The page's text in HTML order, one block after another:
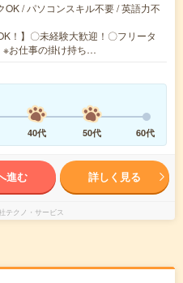
OK / パソコンスキル不要 / 英語力不
！】〇未経験大歓迎！〇フリータ
お仕事の掛け持ち…
40代 50代 60代
進む 詳しく見る
テクノ・サービス